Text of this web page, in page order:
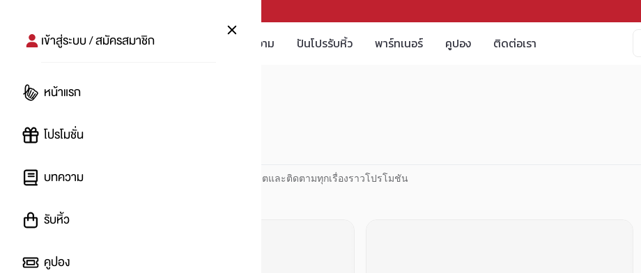
บทความ ปันโปรรับหิ้ว พาร์ทเนอร์ คูปอง ติดต่อเรา
เข้าสู่ระบบ / สมัครสมาชิก
หน้าแรก
โปรโมชั่น
บทความ
รับหิ้ว
คูปอง
#
ปันโปร PUNPRO ที่ 1 ด้านโปรโมชัน อัปเดตและติดตามทุกเรื่องราวโปรโมชัน